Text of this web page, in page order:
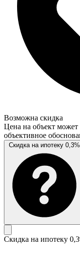
Возможна скидка
Цена на объект
объективное
Скидка на ипотеку 0,3%
Скидка на ипотеку